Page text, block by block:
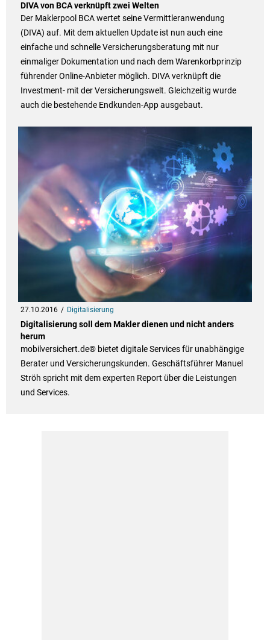
DIVA von BCA verknüpft zwei Welten
Der Maklerpool BCA wertet seine Vermittleranwendung
(DIVA) auf. Mit dem aktuellen Update ist nun auch eine
einfache und schnelle Versicherungsberatung mit nur
einmaliger Dokumentation und nach dem Warenkorbprinzip
führender Online-Anbieter möglich. DIVA verknüpft die
Investment- mit der Versicherungswelt. Gleichzeitig wurde
auch die bestehende Endkunden-App ausgebaut.
27.10.2016 Digitalisierung
Digitalisierung soll dem Makler dienen und nicht anders
herum
mobilversichert.de® bietet digitale Services für unabhängige
Berater und Versicherungskunden. Geschäftsführer Manuel
Ströh spricht mit dem experten Report über die Leistungen
und Services.